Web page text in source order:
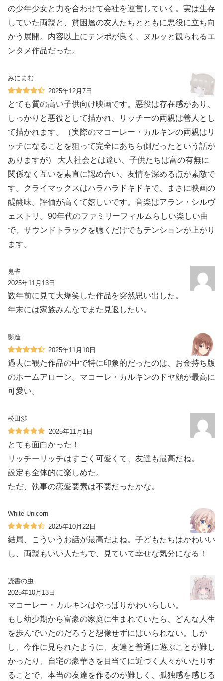
の少年少女と力を合わせて会社を運営していく。実は生存
していた両親と、貧困層の友人たちとともに悪役に立ち向
かう展開。内容以上にテンポが良く、ヌルッと観られるエ
ンタメ作品だった。
みにまむ
2025年12月7日
とても質の高い子供向け映画です。悪役は存在感があり、
しっかりと悪役として描かれ、リッチーの両親は善人とし
て描かれます。（実際のマコーレー・カルキンの両親はリ
ッチになることを狙って完全にあちら側だったという話が
ありますが） 大人社会とは違い、子供たちは富の有無に
関係なく互いを素直に認め合い、友情を深める点が素敵で
す。クライマックスはハラハラドキドキで、まさに映画の
醍醐味。評価が高くて嬉しいです。音楽はアラン・シルヴ
ェストリ。90年代のファミリーフィルムらしい楽しい曲
で、サウンドトラックを聴くだけでもテンションが上がり
ます。
鬼雀
2025年11月13日
数年前に見て大爆笑した作品を突然思い出した。
年末には家族みんなでまた見返したい。
影造
2025年11月10日
過去に観た作品の中で特に印象的だったのは、お金持ち版
のホームアローン。マコーレ・カルキンのドヤ顔が最高に
可愛い。
松田渉
2025年11月1日
とても面白かった！
リッチーリッチはすごく可愛くて、友達も最高だね。
設定も全体的に楽しめた。
ただ、執事の恋愛要素は不要だったかな。
White Unicorn
2025年10月22日
結局、こういうお話が最高だよね。子どもたちはかわいい
し、両親もいい人たちで、見ていて幸せな気分になる！
読書の虫
2025年10月13日
マコーレー・カルキンはやっぱりかわいらしい。
もし幼少期から富豪の家庭に生まれていたら、どんな人生
を歩んでいたのだろうと想像せずにはいられない。しか
し、今作に見られたように、友達と普通に遊ぶことが難し
かったり、自宅の豪華さを目当てに近づく人々がいたりす
ることで、本当の友達を作るのが難しく、孤独感を感じる